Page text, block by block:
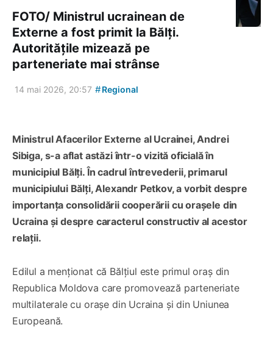
FOTO/ Ministrul ucrainean de
Externe a fost primit la Bălți.
Autoritățile mizează pe
parteneriate mai strânse
14 mai 2026, 20:57 #Regional
Ministrul Afacerilor Externe al Ucrainei, Andrei
Sibiga, s-a aflat astăzi într-o vizită oficială în
municipiul Bălți. În cadrul întrevederii, primarul
municipiului Bălți, Alexandr Petkov, a vorbit despre
importanța consolidării cooperării cu orașele din
Ucraina și despre caracterul constructiv al acestor
relații.
Edilul a menționat că Bălțiul este primul oraș din
Republica Moldova care promovează parteneriate
multilaterale cu orașe din Ucraina și din Uniunea
Europeană.